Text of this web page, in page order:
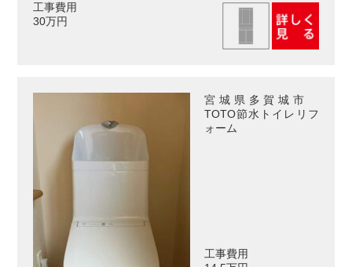
工事費用
30万円
宮城県多賀城市
TOTO節水トイレリフ
ォーム
工事費用